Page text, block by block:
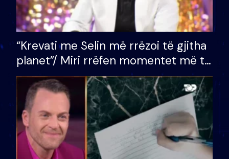
“Krevati me Selin më rrëzoi të gjitha
planet”/ Miri rrëfen momentet më të
bukura në shtëpinë e BB VIP: Do më
mungojë zilja e mëngjesit kur…